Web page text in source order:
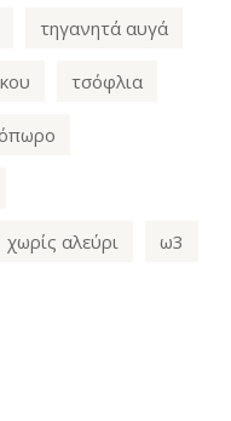
τηγανητά αυγά
τσόφλια
χωρίς αλεύρι ω3